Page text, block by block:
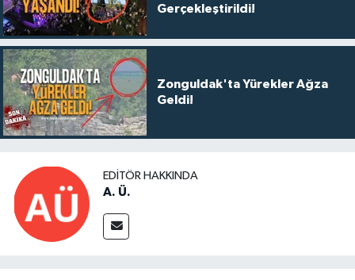
Gerçekleştirildi!
Zonguldak'ta Yürekler Ağza
Geldi!
EDITÖR HAKKINDA
A. Ü.